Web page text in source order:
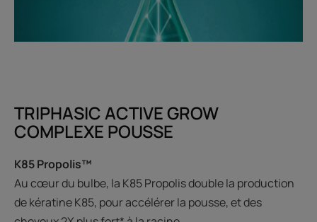
TRIPHASIC ACTIVE GROW
COMPLEXE POUSSE
K85 Propolis™
Au cœur du bulbe, la K85 Propolis double la production
de kératine K85, pour accélérer la pousse, et des